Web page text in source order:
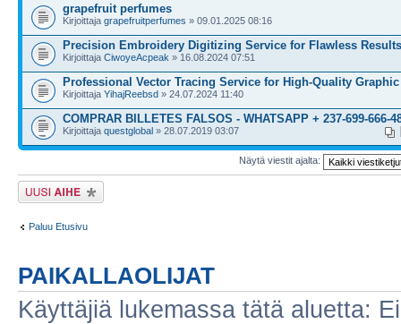
grapefruit perfumes
Kirjoittaja grapefruitperfumes » 09.01.2025 08:16
Precision Embroidery Digitizing Service for Flawless Results
Kirjoittaja CiwoyeAcpeak » 16.08.2024 07:51
Professional Vector Tracing Service for High-Quality Graphic
Kirjoittaja YihajReebsd » 24.07.2024 11:40
COMPRAR BILLETES FALSOS - WHATSAPP + 237-699-666-
Kirjoittaja questglobal » 28.07.2019 03:07
Näytä viestit ajalta:
Lähetä uusi viesti
Paluu Etusivu
PAIKALLAOLIJAT
Käyttäjiä lukemassa tätä aluetta: